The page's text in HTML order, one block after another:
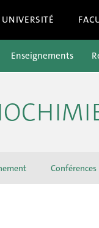
UNIVERSITÉ
Enseignements
Conférences